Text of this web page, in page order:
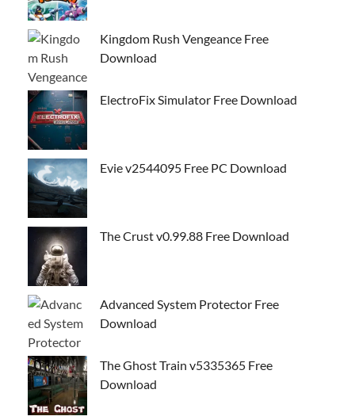
Kingdom Rush Vengeance Free
Download
ElectroFix Simulator Free Download
Evie v2544095 Free PC Download
The Crust v0.99.88 Free Download
Advanced System Protector Free
Download
The Ghost Train v5335365 Free
Download